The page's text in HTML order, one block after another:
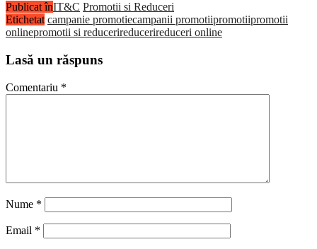
Publicat înIT&C Promotii si Reduceri
Etichetat campanie promotiecampanii promotiipromotiipromotii
onlinepromotii si reducerireducerireduceri online
Lasă un răspuns
Comentariu *
Nume *
Email *